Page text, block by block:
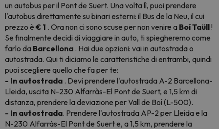
un autobus per il Pont de Suert. Una volta lì, puoi prendere
l'autobus direttamente su binari esterni: il Bus de la Neu, il cui
prezzo è € 1 . Ora non ci sono scuse per non venire a Boí Taüll!
Se finalmente decidi di viaggiare in auto, ti spiegheremo come
farlo da Barcellona . Hai due opzioni: vai in autostrada o
autostrada. Qui ti diciamo le caratteristiche di entrambi, quindi
puoi scegliere quello che fa per te:
- In autostrada . Devi prendere l'autostrada A-2 Barcellona-
Lleida, uscita N-230 Alfarràs-El Pont de Suert, e 1,5 km di
distanza, prendere la deviazione per Vall de Boí (L-500).
- In autostrada. Prendere l'autostrada AP-2 per Lleida e la
N-230 Alfarràs-El Pont de Suert e, a 1,5 km, prendere la